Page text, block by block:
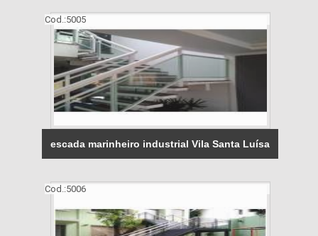
Cod.:5005
escada marinheiro industrial Vila Santa Luísa
Cod.:5006